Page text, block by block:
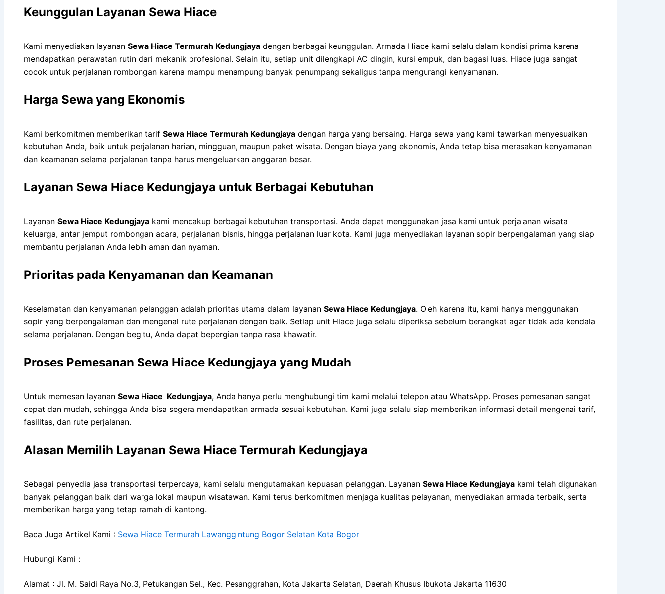
Keunggulan Layanan Sewa Hiace
Kami menyediakan layanan Sewa Hiace Termurah Kedungjaya dengan berbagai keunggulan. Armada Hiace kami selalu dalam kondisi prima karena
mendapatkan perawatan rutin dari mekanik profesional. Selain itu, setiap unit dilengkapi AC dingin, kursi empuk, dan bagasi luas. Hiace juga sangat
cocok untuk perjalanan rombongan karena mampu menampung banyak penumpang sekaligus tanpa mengurangi kenyamanan.
Harga Sewa yang Ekonomis
Kami berkomitmen memberikan tarif Sewa Hiace Termurah Kedungjaya dengan harga yang bersaing. Harga sewa yang kami tawarkan menyesuaikan
kebutuhan Anda, baik untuk perjalanan harian, mingguan, maupun paket wisata. Dengan biaya yang ekonomis, Anda tetap bisa merasakan kenyamanan
dan keamanan selama perjalanan tanpa harus mengeluarkan anggaran besar.
Layanan Sewa Hiace Kedungjaya untuk Berbagai Kebutuhan
Layanan Sewa Hiace Kedungjaya kami mencakup berbagai kebutuhan transportasi. Anda dapat menggunakan jasa kami untuk perjalanan wisata
keluarga, antar jemput rombongan acara, perjalanan bisnis, hingga perjalanan luar kota. Kami juga menyediakan layanan sopir berpengalaman yang siap
membantu perjalanan Anda lebih aman dan nyaman.
Prioritas pada Kenyamanan dan Keamanan
Keselamatan dan kenyamanan pelanggan adalah prioritas utama dalam layanan Sewa Hiace Kedungjaya. Oleh karena itu, kami hanya menggunakan
sopir yang berpengalaman dan mengenal rute perjalanan dengan baik. Setiap unit Hiace juga selalu diperiksa sebelum berangkat agar tidak ada kendala
selama perjalanan. Dengan begitu, Anda dapat bepergian tanpa rasa khawatir.
Proses Pemesanan Sewa Hiace Kedungjaya yang Mudah
Untuk memesan layanan Sewa Hiace Kedungjaya, Anda hanya perlu menghubungi tim kami melalui telepon atau WhatsApp. Proses pemesanan sangat
cepat dan mudah, sehingga Anda bisa segera mendapatkan armada sesuai kebutuhan. Kami juga selalu siap memberikan informasi detail mengenai tarif,
fasilitas, dan rute perjalanan.
Alasan Memilih Layanan Sewa Hiace Termurah Kedungjaya
Sebagai penyedia jasa transportasi terpercaya, kami selalu mengutamakan kepuasan pelanggan. Layanan Sewa Hiace Kedungjaya kami telah digunakan
banyak pelanggan baik dari warga lokal maupun wisatawan. Kami terus berkomitmen menjaga kualitas pelayanan, menyediakan armada terbaik, serta
memberikan harga yang tetap ramah di kantong.
Baca Juga Artikel Kami : Sewa Hiace Termurah Lawanggintung Bogor Selatan Kota Bogor
Hubungi Kami :
Alamat : Jl. M. Saidi Raya No.3, Petukangan Sel., Kec. Pesanggrahan, Kota Jakarta Selatan, Daerah Khusus Ibukota Jakarta 11630